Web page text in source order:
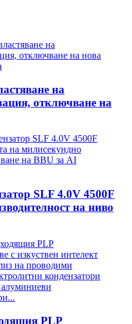
на
отключване на
SLF 4.0V 4500F
на ниво
PLP